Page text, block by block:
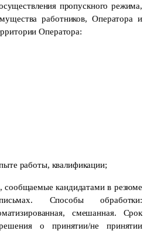
пропускного режима,
работников, Оператора и
Оператора:
работы, квалификации;
сообщаемые кандидатами в резюме
Способы обработки:
смешанная. Срок
о принятии/не принятии